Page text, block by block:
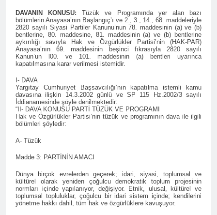
MECLÎSA PARTİYA HAK-
PARê: Têkçûna heyî têkçûna
rê û polîtîkayên xelet in. Divê
Kurd li dora polîtîkayên
neteweyî yên rast bibin yek.
1 Yıl Ago
YENİLEN YANLIŞ YOL VE
YÖNTEMLERDİR. KÜRTLER
DOĞRU, ULUSAL
1 Yıl Ago
Düzgün Kaplan’ın Kurdistan
partileri Hak ve Özgürlükler
Partisi (HAK-PAR), Kürdistan
Demokrat Partisi – Türkiye
(KDP-T), Kürdistan Sosyalist
düzenledikleri çalıştayda
1 Yıl Ago
HAK-PAR MERKEZİ KADIN
KOMİSYONU HEWLER’DE
ZEHMETKEŞÊN
MECLİSİ ÜYELERİ İLE
GÖRÜŞTÜ
1 Yıl Ago
HAK-PAR KADIN HEYETİ
ALAKAD’I ZİYARET ETTİ.
1 Yıl Ago
HAK-PAR kadın komisyonu
DAVANIN KONUSU: Tüzük ve Programında yer alan bazı
bölümlerin Anayasa’nın Başlangıç’ı ve 2., 3., 14., 68. maddeleriyle
2820 sayılı Siyasi Partiler Kanunu’nun 78. maddesinin (a) ve (b)
bentlerine, 80. maddesine, 81. maddesinin (a) ve (b) bentlerine
aykırılığı savıyla Hak ve Özgürlükler Partisi’nin (HAK-PAR)
Anayasa’nın 69. maddesinin beşinci fıkrasıyla 2820 sayılı
Kanun’un l00. ve 101. maddesinin (a) bentleri uyarınca
kapatılmasına karar verilmesi istemidir.
I- DAVA
Yargıtay Cumhuriyet Başsavcılığı’nın kapatılma istemli kamu
davasına ilişkin 14.3.2002 günlü ve SP 115 Hz.2002/3 sayılı
İddianamesinde şöyle denilmektedir:
“II- DAVA KONUSU PARTİ TÜZÜK VE PROGRAMI
Hak ve Özgürlükler Partisi’nin tüzük ve programının dava ile ilgili
bölümleri şöyledir:
A- Tüzük
Madde 3: PARTİNİN AMACI
Dünya birçok evrelerden geçerek; idari, siyasi, toplumsal ve
kültürel olarak yeniden çoğulcu demokratik toplum projesinin
normları içinde yapılanıyor, değişiyor. Etnik, ulusal, kültürel ve
toplumsal topluluklar, çoğulcu bir idari sistem içinde; kendilerini
yönetme hakkı dahil, tüm hak ve özgürlüklere kavuşuyor.